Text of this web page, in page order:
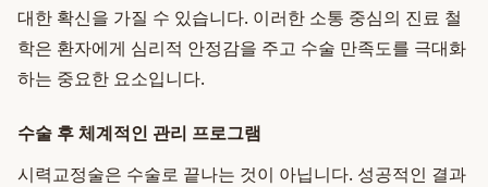
대한 확신을 가질 수 있습니다. 이러한 소통 중심의 진료 철
학은 환자에게 심리적 안정감을 주고 수술 만족도를 극대화
하는 중요한 요소입니다.
수술 후 체계적인 관리 프로그램
시력교정술은 수술로 끝나는 것이 아닙니다. 성공적인 결과